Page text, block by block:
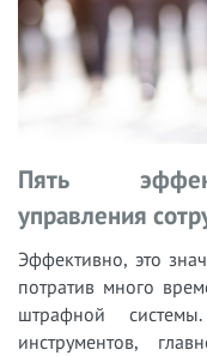
Пять
управления
Эффективно, это
потратив много
штрафной
инструментов,